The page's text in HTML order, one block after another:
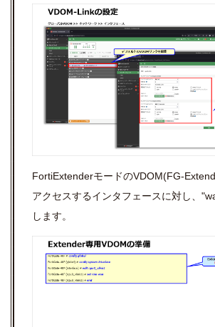
FortiExtenderモードのVDOM(FG-
アクセスするインタフェースに対し、
します。